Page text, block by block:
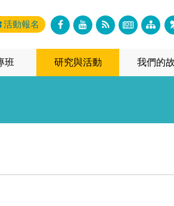
活動報名
班 研究與活動 我們的